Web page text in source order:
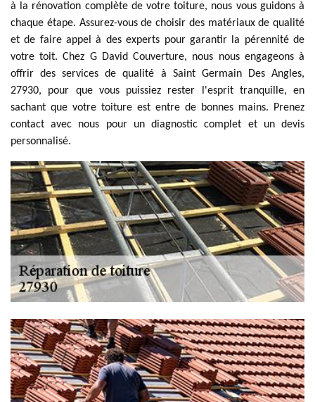
à la rénovation complète de votre toiture, nous vous guidons à
chaque étape. Assurez-vous de choisir des matériaux de qualité
et de faire appel à des experts pour garantir la pérennité de
votre toit. Chez G David Couverture, nous nous engageons à
offrir des services de qualité à Saint Germain Des Angles,
27930, pour que vous puissiez rester l'esprit tranquille, en
sachant que votre toiture est entre de bonnes mains. Prenez
contact avec nous pour un diagnostic complet et un devis
personnalisé.